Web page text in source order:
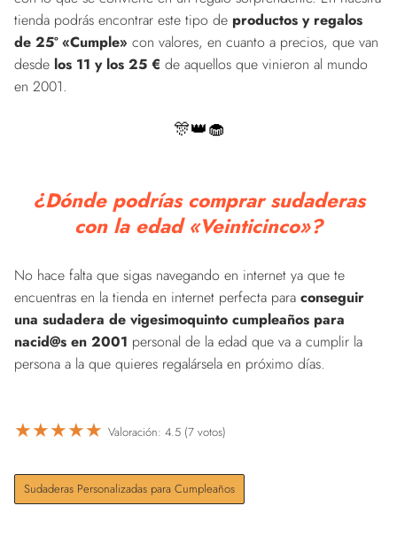
tienda podrás encontrar este tipo de productos y regalos
de 25º «Cumple» con valores, en cuanto a precios, que van
desde los 11 y los 25 € de aquellos que vinieron al mundo
en 2001.
🎊👑🧁
¿Dónde podrías comprar sudaderas
con la edad «Veinticinco»?
No hace falta que sigas navegando en internet ya que te
encuentras en la tienda en internet perfecta para conseguir
una sudadera de vigesimoquinto cumpleaños para
nacid@s en 2001 personal de la edad que va a cumplir la
persona a la que quieres regalársela en próximo días.
★★★★★ Valoración: 4.5 (7 votos)
Sudaderas Personalizadas para Cumpleaños